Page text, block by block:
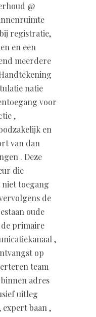
@
registratie,
en een
meerdere
natie
voor
,
en
van dan
. Deze
die
toegang
de
oude
primaire
,
op
team
adres
uitleg
baan ,